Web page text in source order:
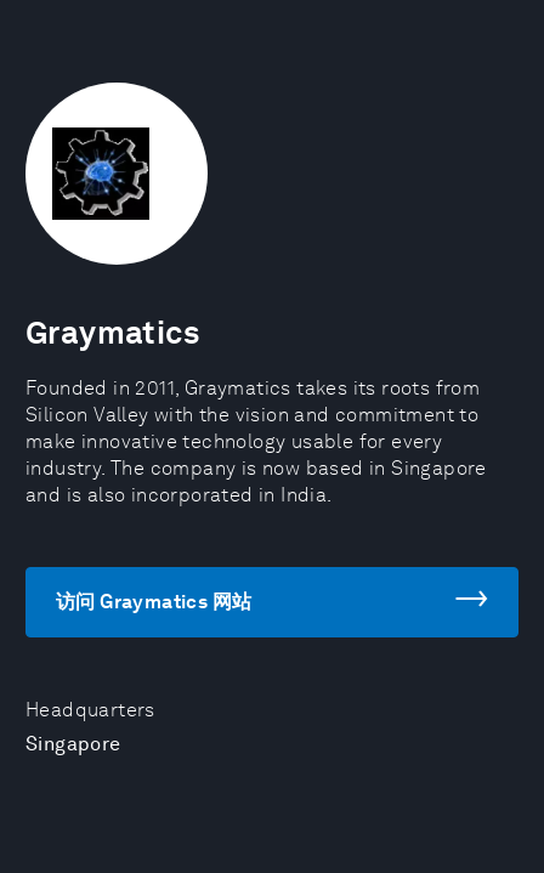
Headquarters
Singapore
Graymatics
Founded in 2011, Graymatics takes its roots from
Silicon Valley with the vision and commitment to
make innovative technology usable for every
industry. The company is now based in Singapore
and is also incorporated in India.
访问 Graymatics 网站